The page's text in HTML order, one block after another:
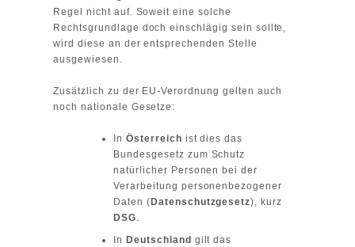
Regel nicht auf. Soweit eine solche
Rechtsgrundlage doch einschlägig sein sollte,
wird diese an der entsprechenden Stelle
ausgewiesen.
Zusätzlich zu der EU-Verordnung gelten auch
noch nationale Gesetze:
InÖsterreich ist dies das
Bundesgesetz zum Schutz
natürlicher Personen bei der
Verarbeitung personenbezogener
Daten ( Datenschutzgesetz), kurz
DSG.
In Deutschland gilt das